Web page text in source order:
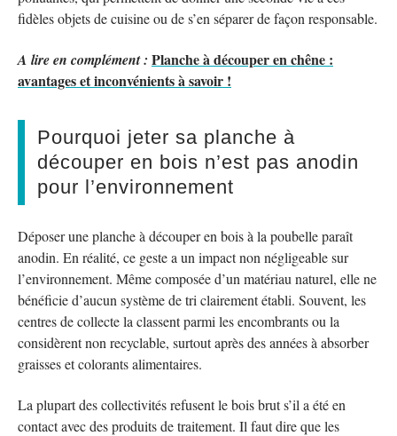
fidèles objets de cuisine ou de s’en séparer de façon responsable.
A lire en complément : Planche à découper en chêne :
avantages et inconvénients à savoir !
Pourquoi jeter sa planche à
découper en bois n’est pas anodin
pour l’environnement
Déposer une planche à découper en bois à la poubelle paraît
anodin. En réalité, ce geste a un impact non négligeable sur
l’environnement. Même composée d’un matériau naturel, elle ne
bénéficie d’aucun système de tri clairement établi. Souvent, les
centres de collecte la classent parmi les encombrants ou la
considèrent non recyclable, surtout après des années à absorber
graisses et colorants alimentaires.
La plupart des collectivités refusent le bois brut s’il a été en
contact avec des produits de traitement. Il faut dire que les